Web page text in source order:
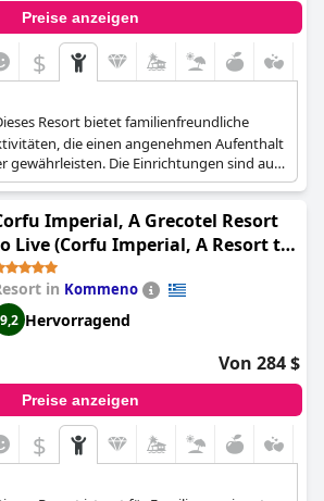
Preise anzeigen
$
Resort bietet familienfreundliche
die einen angenehmen Aufenthalt
gewährleisten. Die Einrichtungen sind auf
zugeschnitten.
Imperial, A Grecotel Resort
Live (Corfu Imperial, A Resort to
in Kommeno
9,2 Hervorragend
Von 284 $
Preise anzeigen
$